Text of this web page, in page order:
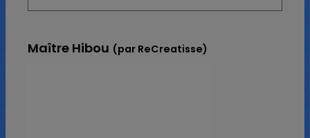
Maître Hibou (par ReCreatisse)